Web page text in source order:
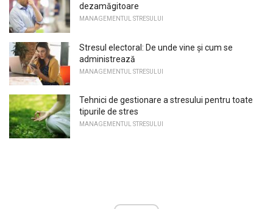
dezamăgitoare
MANAGEMENTUL STRESULUI
Stresul electoral: De unde vine și cum se
administrează
MANAGEMENTUL STRESULUI
Tehnici de gestionare a stresului pentru toate
tipurile de stres
MANAGEMENTUL STRESULUI